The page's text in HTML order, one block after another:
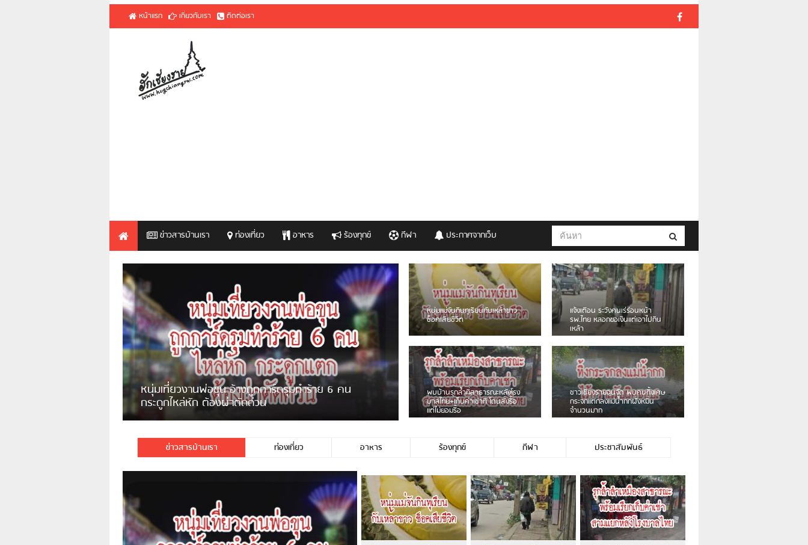
หน้าแรก เกี่ยวกับเรา ติดต่อเรา
ข่าวสารบ้านเรา ท่องเที่ยว อาหาร ร้องทุกข์ กีฬา ประกาศจากเว็บ
ชาวเน็ตสวดยับ! พบพม่าเร่ขายพวงมาลัยหน้าพ่อขุนฯ
พอไม่ซื้อเดินตาม
มีชาวเน็ตรายหนึ่งซึ่งแจ้งว่าตนเองไม่ใช่ประชาชนชาวเชียงร […]
ชาวเน็ตฮา! รถเครื่องแม่สายชน
ป้ายร้านโลงศพแล้วหนี พบเสาหัก
เบรคหัก หวิดได้ใช้บริการ
เดือนร้อน! ชาวเชียงรายบ่นรถ
Isuzu สีขาวซิ่งบายพาสเสียงดัง
สร้างความรำคาญ
หนุ่มเจียงฮายจ่ม พบถังน้ำดื่มตก
กลางถนน รถเครื่องหลบไม่ทันล้ม
บาดเจ็บ
ชาวผาลั้ง โวย ไร้หน่วยงานดูแล
ดินสไลด์ ต้องจัดการกันเอง
ข่าวสารบ้านเรา ท่องเที่ยว อาหาร ร้องทุกข์ กีฬา ประชาสัมพันธ์